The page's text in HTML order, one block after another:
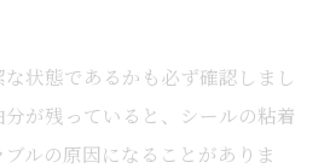
状態であるかも必ず確認しまし
が残っていると、シールの粘着
ルの原因になることがありま